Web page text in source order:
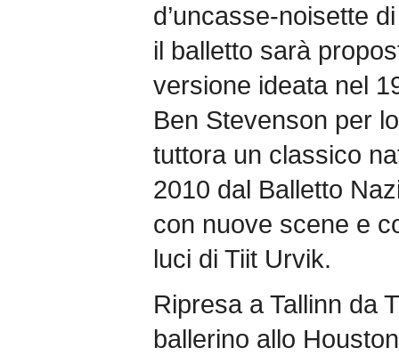
d’uncasse-noisette
il balletto sarà
versione ideata nel
Ben Stevenson per
tuttora un classico
2010 dal Balletto
con nuove scene e
luci di Tiit Urvik.
Ripresa a Tallinn da
ballerino allo